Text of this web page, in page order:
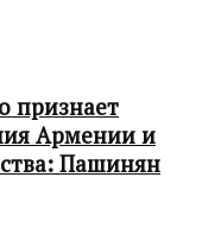
признает
Армении и
Пашинян